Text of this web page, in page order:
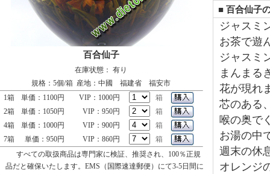
百合仙子
在庫状態： 有り
規格：5個/箱 産地：中國 福建省 福安市
1箱
単価：1100円 VIP：1000円
箱
2箱
単価：1050円 VIP：950円
箱
4箱
単価：1000円 VIP：900円
箱
7箱
単価：950円 VIP：860円
箱
すべての取扱商品は専門家に検証、推奨され、100％正規
品だと確保いたします。EMS（国際速達郵便）にて3-5日間に
■ 百合仙子
ジャスミ
お茶で遊
ジャスミ
まんまる
花が現れ
芯のある
喉の奥で
お湯の中
週末の休
オレンジ